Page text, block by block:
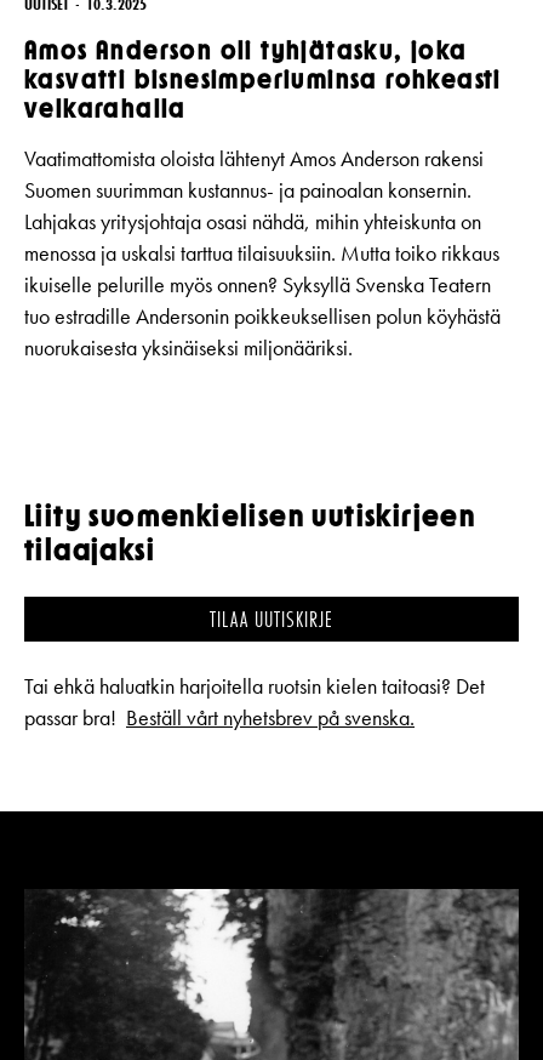
Amos Anderson oli tyhjätasku, joka
kasvatti bisnesimperiuminsa rohkeasti
velkarahalla
Vaatimattomista oloista lähtenyt Amos Anderson rakensi
Suomen suurimman kustannus- ja painoalan konsernin.
Lahjakas yritysjohtaja osasi nähdä, mihin yhteiskunta on
menossa ja uskalsi tarttua tilaisuuksiin. Mutta toiko rikkaus
ikuiselle pelurille myös onnen? Syksyllä Svenska Teatern
tuo estradille Andersonin poikkeuksellisen polun köyhästä
nuorukaisesta yksinäiseksi miljonääriksi.
Liity suomenkielisen uutiskirjeen
tilaajaksi
TILAA UUTISKIRJE
Tai ehkä haluatkin harjoitella ruotsin kielen taitoasi? Det
passar bra! Beställ vårt nyhetsbrev påsvenska.